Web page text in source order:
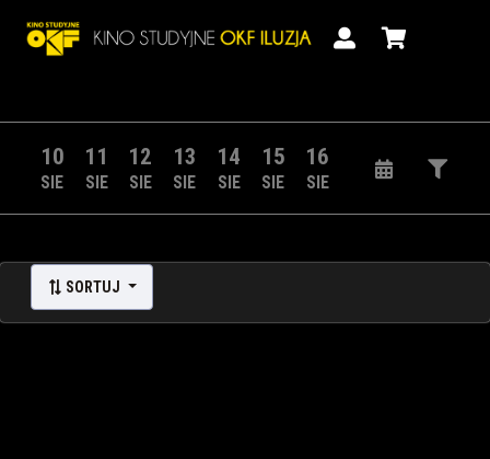
10
SIE
11
SIE
12
SIE
13
SIE
14
SIE
15
SIE
16
SIE
SORTUJ